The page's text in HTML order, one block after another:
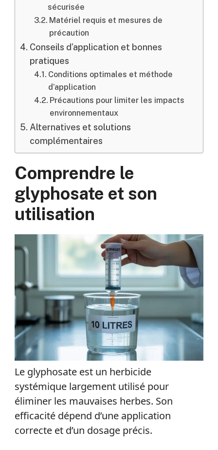
sécurisée
Matériel requis et mesures de
précaution
Conseils d’application et bonnes
pratiques
Conditions optimales et méthode
d’application
Précautions pour limiter les impacts
environnementaux
Alternatives et solutions
complémentaires
Comprendre le
glyphosate et son
utilisation
Le glyphosate est un herbicide
systémique largement utilisé pour
éliminer les mauvaises herbes. Son
efficacité dépend d’une application
correcte et d’un dosage précis.